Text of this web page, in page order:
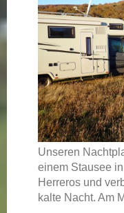
Unseren
einem Stausee
Herreros und
kalte Nacht. Am